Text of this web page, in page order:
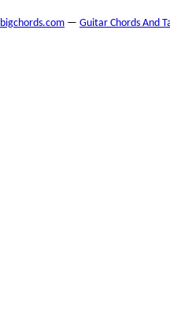
bigchords.com — Guitar Chords And